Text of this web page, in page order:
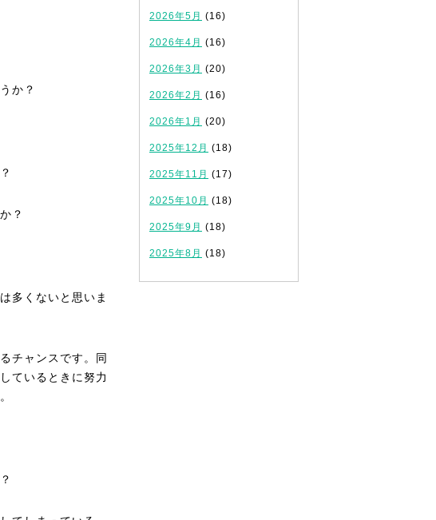
か？
？
多くないと思いま
チャンスです。同
ているときに努力
2026年5月 (16)
2026年4月 (16)
2026年3月 (20)
2026年2月 (16)
2026年1月 (20)
2025年12月 (18)
2025年11月 (17)
2025年10月 (18)
2025年9月 (18)
2025年8月 (18)